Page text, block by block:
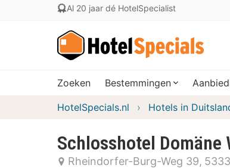
Al 20 jaar dé HotelSpecialist
Zoeken Bestemmingen
HotelSpecials.nl Hotels in
Schlosshotel Domäne
Rheindorfer-Burg-Weg 39